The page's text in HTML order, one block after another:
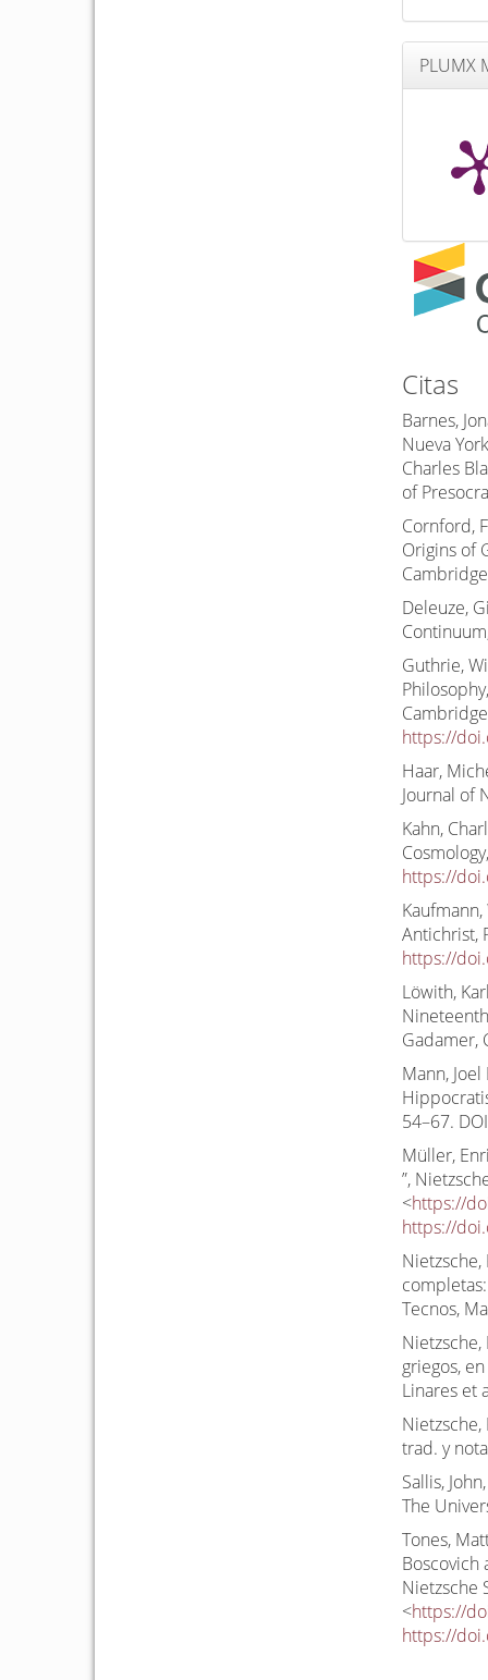
PLUMX
Citas
Barnes,
Nueva
Charles
of
Cornford,
Origins of
Deleuze,
Guthrie,
https://
Haar,
Journal of
Kahn,
https://
Antichrist,
https://
Löwith,
Gadamer,
Mann,
54–67.
Müller,
”,
<https://
https://
Tecnos,
griegos,
Linares et
trad. y
Sallis,
The
Tones,
Boscovich
Nietzsche
<https://
https://